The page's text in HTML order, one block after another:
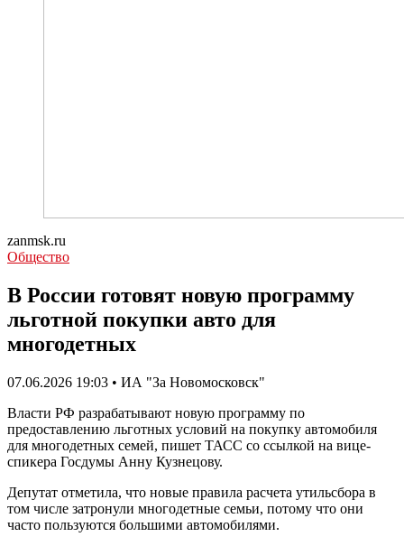
zanmsk.ru
Общество
В России готовят новую программу
льготной покупки авто для
многодетных
07.06.2026 19:03 • ИА "За Новомосковск"
Власти РФ разрабатывают новую программу по
предоставлению льготных условий на покупку автомобиля
для многодетных семей, пишет ТАСС со ссылкой на вице-
спикера Госдумы Анну Кузнецову.
Депутат отметила, что новые правила расчета утильсбора в
том числе затронули многодетные семьи, потому что они
часто пользуются большими автомобилями.